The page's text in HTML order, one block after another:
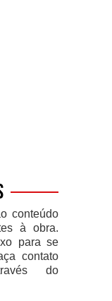
conteúdo
à obra.
para se
contato
do